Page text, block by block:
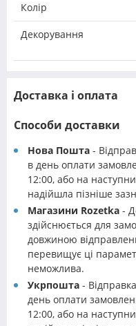
Колір
Декорування
Доставка і оплата
Способи доставки
Нова Пошта -
в день оплати
12:00, або на
надійшла пізніше
Магазини Rozetka -
здійснюється для
довжиною
перевищує ці
неможлива.
Укрпошта -
день оплати
12:00, або на